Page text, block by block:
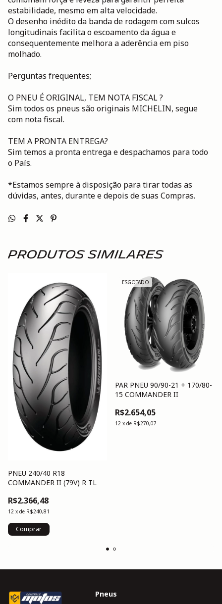
estabilidade, mesmo em alta velocidade.
O desenho inédito da banda de rodagem com sulcos
longitudinais facilita o escoamento da água e
consequentemente melhora a aderência em piso
molhado.
Perguntas frequentes;
O PNEU É ORIGINAL, TEM NOTA FISCAL ?
Sim todos os pneus são originais MICHELIN, segue
com nota fiscal.
TEM A PRONTA ENTREGA?
Sim temos a pronta entrega e despachamos para todo
o País.
*Estamos sempre à disposição para tirar todas as
dúvidas, antes, durante e depois de suas Compras.
Produtos similares
PNEU 240/40 R18
COMMANDER II (79V) R TL
R$2.366,48
12 x de R$240,81
ESGOTADO
PAR PNEU 90/90-21 + 170/80-
15 COMMANDER II
R$2.654,05
12 x de R$270,07
Pneus